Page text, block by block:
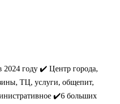
2024 году ✔️ Центр города,
ТЦ, услуги, общепит,
✔️6 больших